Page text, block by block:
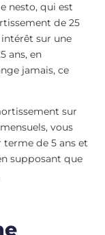
nesto, qui est
de 25
sur une
ans, en
jamais, ce
sur
vous
de 5 ans et
supposant que